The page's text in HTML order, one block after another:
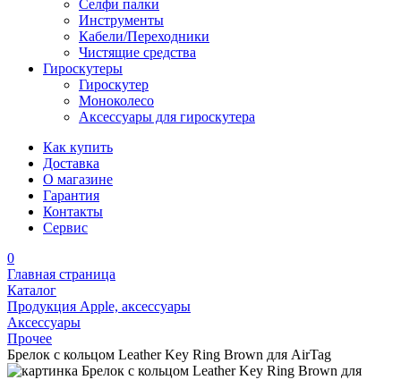
Селфи палки
Инструменты
Кабели/Переходники
Чистящие средства
Гироскутеры
Гироскутер
Моноколесо
Аксессуары для гироскутера
Как купить
Доставка
О магазине
Гарантия
Контакты
Сервис
0
Главная страница
Каталог
Продукция Apple, аксессуары
Аксессуары
Прочее
Брелок с кольцом Leather Key Ring Brown для AirTag